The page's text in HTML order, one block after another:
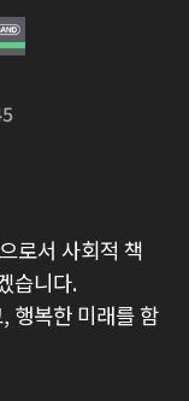
로서 사회적 책
습니다.
행복한 미래를 함